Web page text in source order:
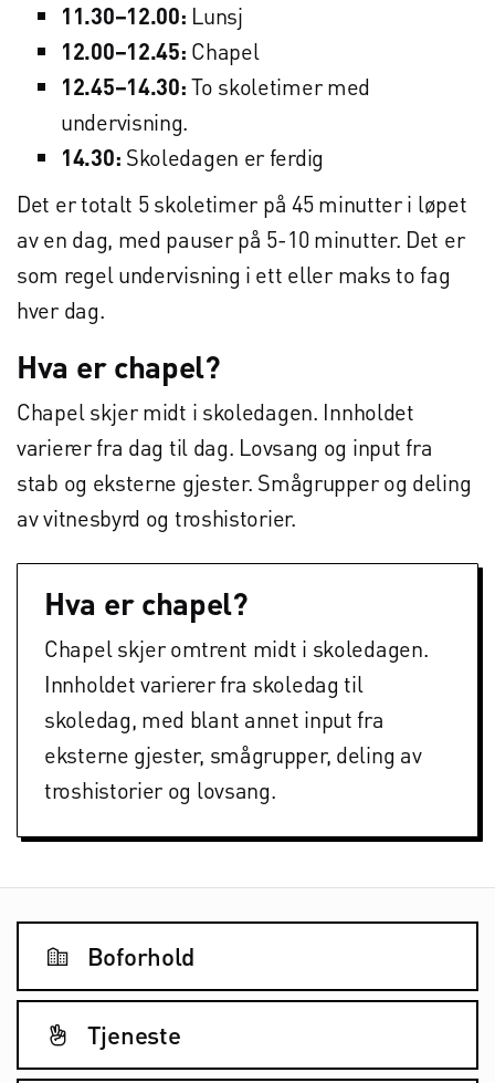
11.30–12.00: Lunsj
12.00–12.45: Chapel
12.45–14.30:To skoletimer med
undervisning.
14.30: Skoledagen er ferdig
Det er totalt 5 skoletimer på 45 minutter i løpet
av en dag, med pauser på 5-10 minutter. Det er
som regel undervisning i ett eller maks to fag
hver dag.
Hva er chapel?
Chapel skjer midt i skoledagen. Innholdet
varierer fra dag til dag. Lovsang og input fra
stab og eksterne gjester. Smågrupper og deling
av vitnesbyrd og troshistorier.
Hva er chapel?
Chapel skjer omtrent midt i skoledagen.
Innholdet varierer fra skoledag til
skoledag, med blant annet input fra
eksterne gjester, smågrupper, deling av
troshistorier og lovsang.
 Boforhold
 Tjeneste